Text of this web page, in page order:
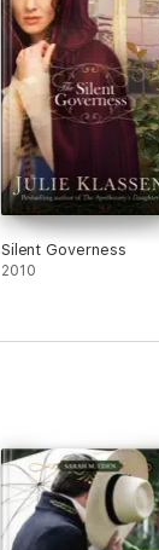
Silent Governess
2010